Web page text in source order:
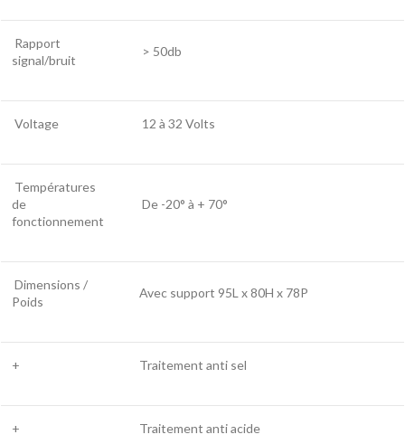
Rapport
signal/bruit
> 50db
Voltage 12 à 32 Volts
Températures
de
fonctionnement
De -20° à + 70°
Dimensions /
Poids
Avec support 95L x 80H x 78P
+ Traitement anti sel
+ Traitement anti acide